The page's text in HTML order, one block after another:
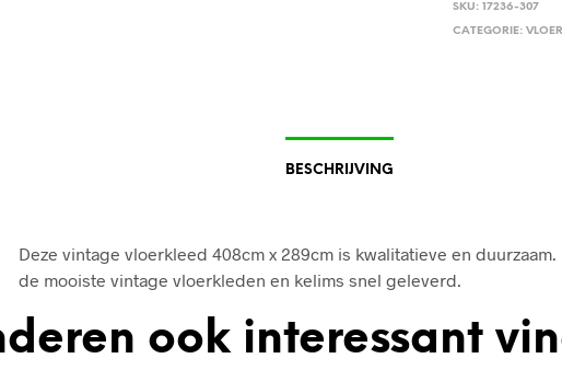
SKU:17236-307
CATEGORIE:
BESCHRIJVING
Deze vintage vloerkleed 408cm x 289cm is kwalitatieve en
de mooiste vintage vloerkleden en kelims snel geleverd.
ook interessant